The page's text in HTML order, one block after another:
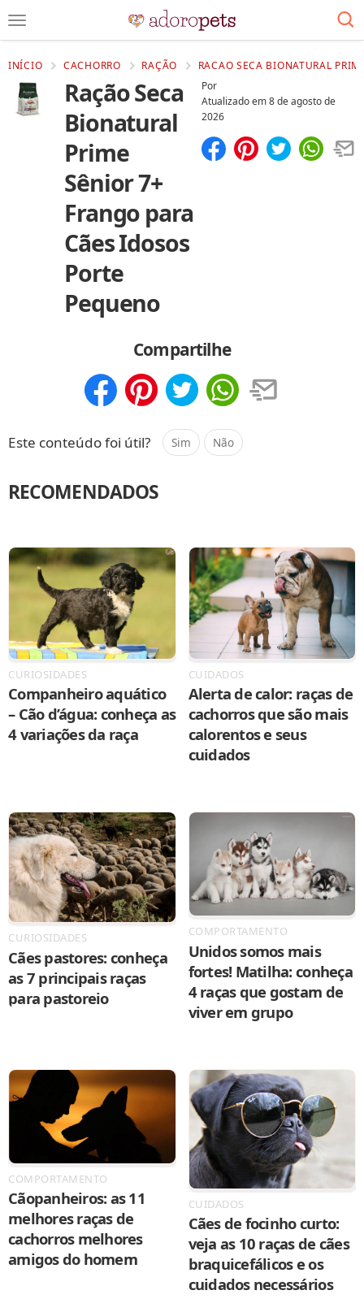
INÍCIO CACHORRO RAÇÃO RACAO SECA BIONATURAL
Ração Seca
Bionatural
Prime
Sênior 7+
Frango para
Cães Idosos
Porte
Pequeno
Por
Atualizado em8 de agosto de
2026
Compartilhe
Este conteúdo foi útil? Sim Não
RECOMENDADOS
CURIOSIDADES
Companheiro aquático
– Cão d’água: conheça as
4 variações da raça
CUIDADOS
Alerta de calor: raças de
cachorros que são mais
calorentos e seus
cuidados
CURIOSIDADES
Cães pastores: conheça
as 7 principais raças
para pastoreio
COMPORTAMENTO
Unidos somos mais
fortes! Matilha: conheça
4 raças que gostam de
viver em grupo
COMPORTAMENTO
Cãopanheiros: as 11
melhores raças de
cachorros melhores
amigos do homem
CUIDADOS
Cães de focinho curto:
veja as 10 raças de cães
braquicefálicos e os
cuidados necessários